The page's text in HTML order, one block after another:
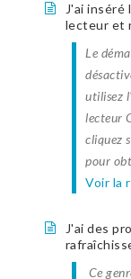
J'ai
lecteur et
Le
utilisez
lecteur
cliquez
pour
Voir la
J'ai des
Ce